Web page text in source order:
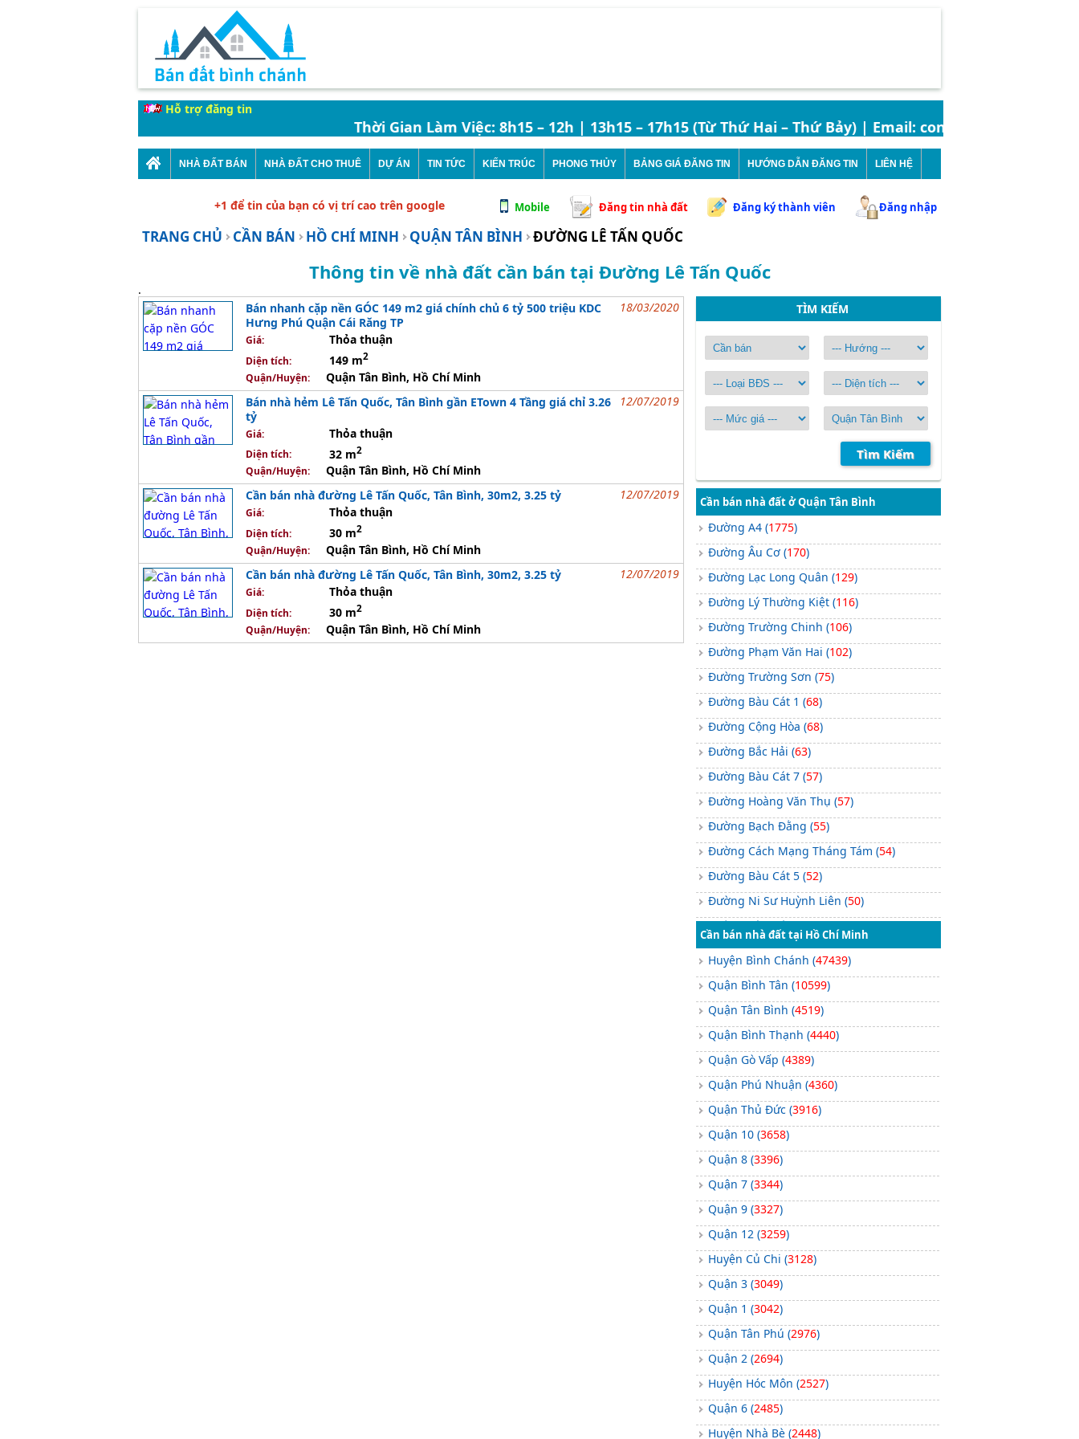
Hỗ trợ đăng tin
Thời Gian Làm Việc: 8h15 – 12h | 13h15 – 17h15 (Từ Thứ Hai – Thứ Bảy) | Email:
NHÀ ĐẤT BÁN NHÀ ĐẤT CHO THUÊ DỰ ÁN TIN TỨC KIẾN TRÚC PHONG THỦY BẢNG GIÁ ĐĂNG TIN HƯỚNG DẪN ĐĂNG TIN LIÊN HỆ
+1 để tin của bạn có vị trí cao trên google Mobile Đăng tin nhà đất Đăng ký thành viên Đăng nhập
TRANG CHỦ CẦN BÁN HỒ CHÍ MINH QUẬN TÂN BÌNH ĐƯỜNG LÊ TẤN QUỐC
Thông tin về nhà đất cần bán tại Đường Lê Tấn Quốc
.
TÌM KIẾM
Tìm Kiếm
Cần bán nhà đất ở Quận Tân Bình
Đường A4 (1775)
Đường Âu Cơ (170)
Đường Lạc Long Quân (129)
Đường Lý Thường Kiệt (116)
Đường Trường Chinh (106)
Đường Phạm Văn Hai (102)
Đường Trường Sơn (75)
Đường Bàu Cát 1 (68)
Đường Cộng Hòa (68)
Đường Bắc Hải (63)
Đường Bàu Cát 7 (57)
Đường Hoàng Văn Thụ (57)
Đường Bạch Đằng (55)
Đường Cách Mạng Tháng Tám (54)
Đường Bàu Cát 5 (52)
Đường Ni Sư Huỳnh Liên (50)
Đường Bàu Cát 3 (48)
Đường Bàu Cát 6 (44)
Đường Đồng Đen (42)
Đường Bàu Cát 8 (40)
Đường Bàu Cát 4 (39)
Đường Thiên Phước (39)
Đường Bàu Cát 2 (33)
Đường Trần Văn Quang (32)
Đường Đất Thánh (31)
Đường Bành Văn Trân (31)
Đường Lê Văn Sỹ (31)
Đường Hồng Lạc (30)
Đường Nguyễn Hồng Đào (30)
Đường Phạm Văn Bạch (30)
Đường Bùi Thị Xuân (28)
Đường Hoàng Hoa Thám (27)
Đường Nguyễn Phúc Chu (27)
Đường Phổ Quang (24)
Đường Ba Vân (23)
Đường Nguyễn Trọng Tuyển (22)
Đường Trương Công Định (20)
Cần bán nhà đất tại Hồ Chí Minh
Huyện Bình Chánh (47439)
Quận Bình Tân (10599)
Quận Tân Bình (4519)
Quận Bình Thạnh (4440)
Quận Gò Vấp (4389)
Quận Phú Nhuận (4360)
Quận Thủ Đức (3916)
Quận 10 (3658)
Quận 8 (3396)
Quận 7 (3344)
Quận 9 (3327)
Quận 12 (3259)
Huyện Củ Chi (3128)
Quận 3 (3049)
Quận 1 (3042)
Quận Tân Phú (2976)
Quận 2 (2694)
Huyện Hóc Môn (2527)
Quận 6 (2485)
Huyện Nhà Bè (2448)
Bán nhanh cặp nền GÓC 149 m2 giá chính chủ 6 tỷ 500 triệu KDC
Hưng Phú Quận Cái Răng TP
Giá: Thỏa thuận
Diện tích: 149 m2
Quận/Huyện: Quận Tân Bình, Hồ Chí Minh
18/03/2020
Bán nhà hẻm Lê Tấn Quốc, Tân Bình gần ETown 4 Tầng giá chỉ 3.26
tỷ
Giá: Thỏa thuận
Diện tích: 32 m2
Quận/Huyện: Quận Tân Bình, Hồ Chí Minh
12/07/2019
Cần bán nhà đường Lê Tấn Quốc, Tân Bình, 30m2, 3.25 tỷ
Giá: Thỏa thuận
Diện tích: 30 m2
Quận/Huyện: Quận Tân Bình, Hồ Chí Minh
12/07/2019
Cần bán nhà đường Lê Tấn Quốc, Tân Bình, 30m2, 3.25 tỷ
Giá: Thỏa thuận
Diện tích: 30 m2
Quận/Huyện: Quận Tân Bình, Hồ Chí Minh
12/07/2019